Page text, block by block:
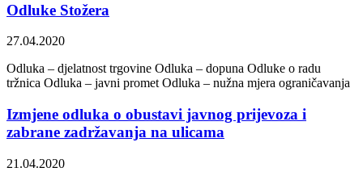
Odluke Stožera
27.04.2020
Odluka – djelatnost trgovine Odluka – dopuna Odluke o radu
tržnica Odluka – javni promet Odluka – nužna mjera ograničavanja
Izmjene odluka o obustavi javnog prijevoza i
zabrane zadržavanja na ulicama
21.04.2020